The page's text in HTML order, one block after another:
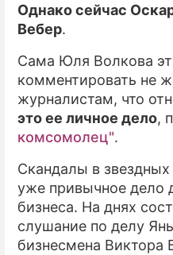
Однако сейчас
Вебер.
Сама Юля Волкова
комментировать не
журналистам, что
это ее личное дело,
комсомолец".
Скандалы в
уже привычное дело
бизнеса. На днях
слушание по делу
бизнесмена Виктора